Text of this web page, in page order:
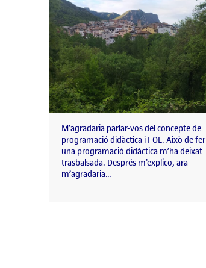
M’agradaria parlar-vos del concepte de
programació didàctica i FOL. Això de fer
una programació didàctica m’ha deixat
trasbalsada. Després m’explico, ara
m’agradaria…